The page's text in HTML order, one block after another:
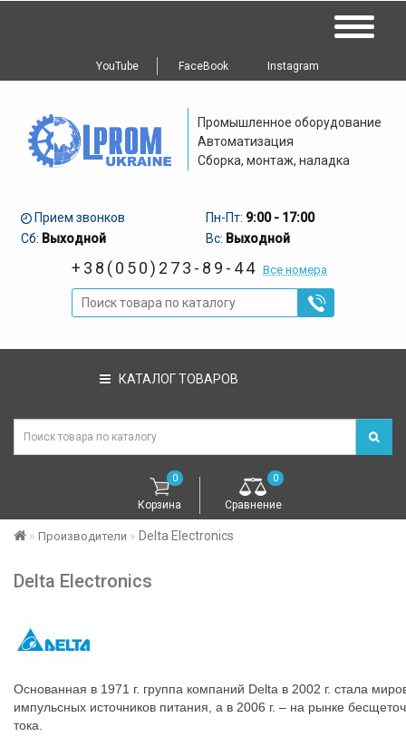
YouTube FaceBook Instagram
Промышленное оборудование
Автоматизация
Сборка, монтаж, наладка
Прием звонков Пн-Пт: 9:00 - 17:00
Сб: Выходной Вс: Выходной
+38(050)273-89-44 Все номера
КАТАЛОГ ТОВАРОВ
Корзина
0
Сравнение
0
Производители Delta Electronics
Delta Electronics
Основанная в 1971 г. группа компаний Delta в 2002 г. стала
импульсных источников питания, а в 2006 г. – на рынке
тока.